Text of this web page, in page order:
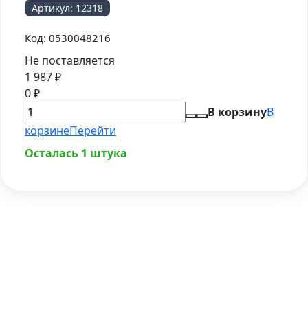
Артикул: 12318
Код: 0530048216
Не поставляется
1 987₽
0₽
В корзинуВ
корзинеПерейти
Осталась 1 штука